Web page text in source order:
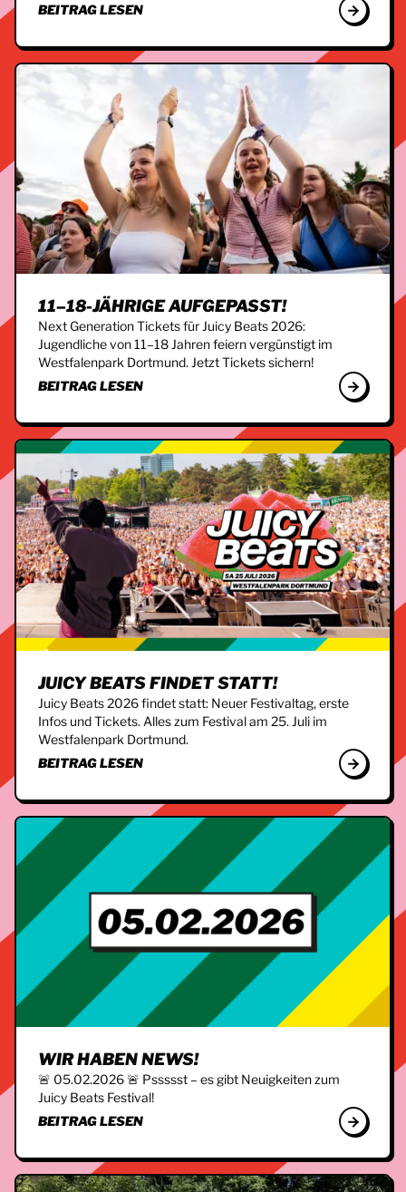
BEITRAG LESEN
11–18-JÄHRIGE AUFGEPASST!
Next Generation Tickets für Juicy Beats 2026:
Jugendliche von 11–18 Jahren feiern vergünstigt im
Westfalenpark Dortmund. Jetzt Tickets sichern!
BEITRAG LESEN
JUICY BEATS FINDET STATT!
Juicy Beats 2026 findet statt: Neuer Festivaltag, erste
Infos und Tickets. Alles zum Festival am 25. Juli im
Westfalenpark Dortmund.
BEITRAG LESEN
WIR HABEN NEWS!
🚨 05.02.2026 🚨 Pssssst – es gibt Neuigkeiten zum
Juicy Beats Festival!
BEITRAG LESEN